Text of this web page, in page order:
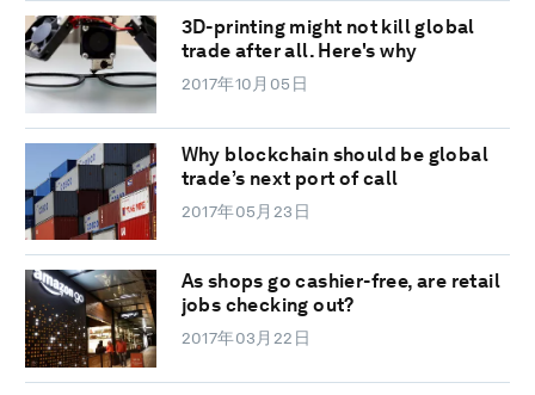
3D-printing might not kill global
trade after all. Here's why
2017年10月05日
Why blockchain should be global
trade’s next port of call
2017年05月23日
As shops go cashier-free, are retail
jobs checking out?
2017年03月22日